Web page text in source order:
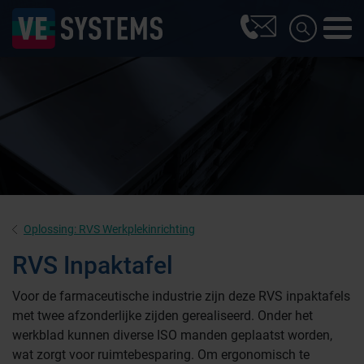
Oplossing: RVS Werkplekinrichting
RVS Inpaktafel
Voor de farmaceutische industrie zijn deze RVS inpaktafels
met twee afzonderlijke zijden gerealiseerd. Onder het
werkblad kunnen diverse ISO manden geplaatst worden,
wat zorgt voor ruimtebesparing. Om ergonomisch te